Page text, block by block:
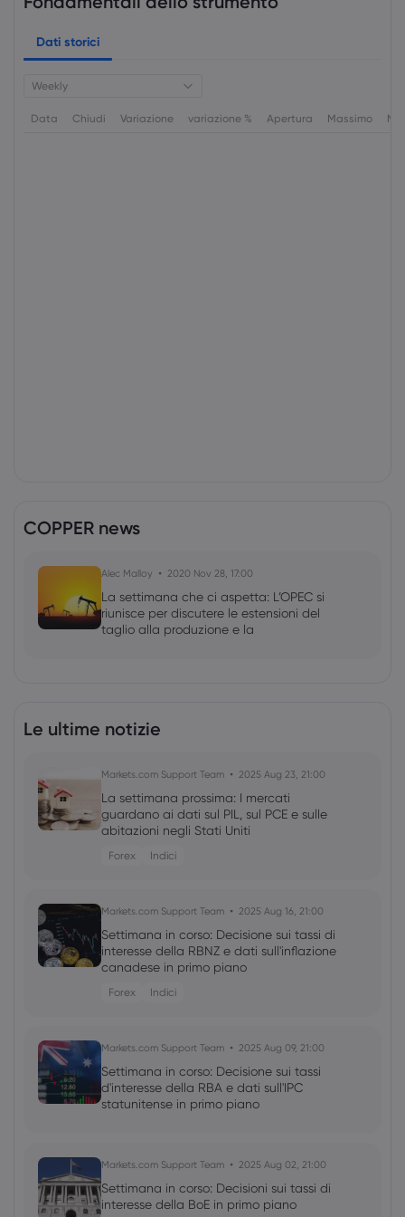
Dati storici
Weekly
Data Chiudi Variazione variazione % Apertura Massimo
COPPER news
Alec Malloy 2020 Nov 28, 17:00
La settimana che ci aspetta: L’OPEC si
riunisce per discutere le estensioni del
taglio alla produzione e la
Le ultime notizie
Markets.com Support Team 2025 Aug 23, 21:00
La settimana prossima: I mercati
guardano ai dati sul PIL, sul PCE e sulle
abitazioni negli Stati Uniti
Forex Indici
Markets.com Support Team 2025 Aug 16, 21:00
Settimana in corso: Decisione sui tassi di
interesse della RBNZ e dati sull'inflazione
canadese in primo piano
Forex Indici
Markets.com Support Team 2025 Aug 09, 21:00
Settimana in corso: Decisione sui tassi
d'interesse della RBA e dati sull'IPC
statunitense in primo piano
Markets.com Support Team 2025 Aug 02, 21:00
Settimana in corso: Decisioni sui tassi di
interesse della BoE in primo piano